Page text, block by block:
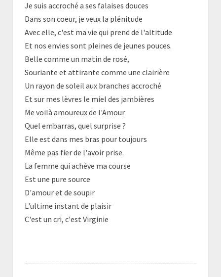
Je suis accroché a ses falaises douces
Dans son coeur, je veux la plénitude
Avec elle, c'est ma vie qui prend de l'altitude
Et nos envies sont pleines de jeunes pouces.
Belle comme un matin de rosé,
Souriante et attirante comme une clairière
Un rayon de soleil aux branches accroché
Et sur mes lèvres le miel des jambières
Me voilà amoureux de l'Amour
Quel embarras, quel surprise ?
Elle est dans mes bras pour toujours
Même pas fier de l'avoir prise.
La femme qui achève ma course
Est une pure source
D'amour et de soupir
L'ultime instant de plaisir
C'est un cri, c'est Virginie